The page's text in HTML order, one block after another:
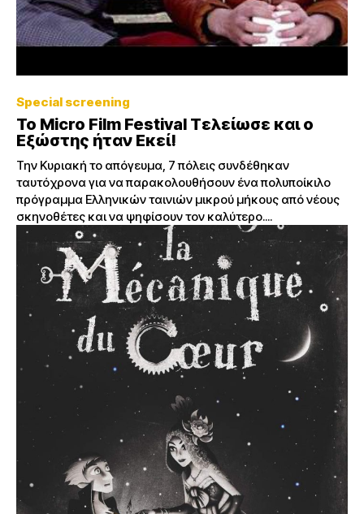
Special screening
Το Micro Film Festival Τελείωσε και ο
Εξώστης ήταν Εκεί!
Την Κυριακή το απόγευμα, 7 πόλεις συνδέθηκαν
ταυτόχρονα για να παρακολουθήσουν ένα πολυποίκιλο
πρόγραμμα Ελληνικών ταινιών μικρού μήκους από νέους
σκηνοθέτες και να ψηφίσουν τον καλύτερο....